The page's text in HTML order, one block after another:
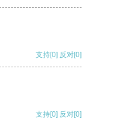
支持[0] 反对[0]
支持[0] 反对[0]